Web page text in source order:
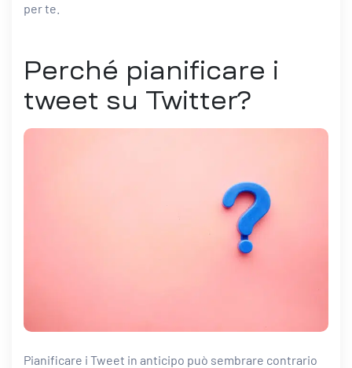
per te.
Perché pianificare i
tweet su Twitter?
Pianificare i Tweet in anticipo può sembrare contrario